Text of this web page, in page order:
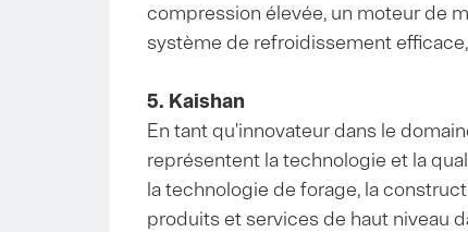
compression élevée, un moteur de
système de refroidissement
5. Kaishan
En tant qu'innovateur dans le
représentent la technologie et la
la technologie de forage, la
produits et services de haut niveau